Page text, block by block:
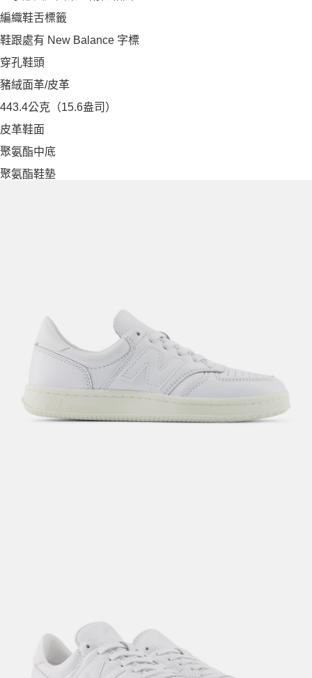
編織鞋舌標籤
鞋跟處有 New Balance 字標
穿孔鞋頭
豬絨面革/皮革
443.4公克（15.6盎司）
皮革鞋面
聚氨酯中底
聚氨酯鞋墊